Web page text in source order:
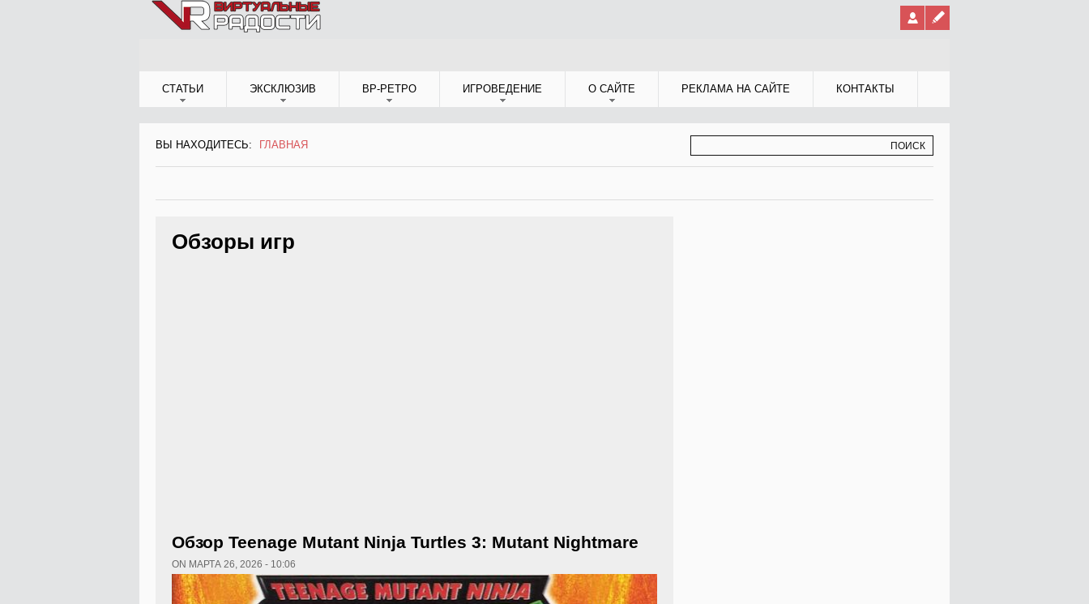
СТАТЬИ ЭКСКЛЮЗИВ ВР-РЕТРО ИГРОВЕДЕНИЕ О САЙТЕ РЕКЛАМА НА САЙТЕ КОНТАКТЫ
ВЫ НАХОДИТЕСЬ:
ВЫ НАХОДИТЕСЬ
ГЛАВНАЯ
Обзоры игр
Обзор Teenage Mutant Ninja Turtles 3: Mutant Nightmare
ON МАРТА 26, 2026 - 10:06